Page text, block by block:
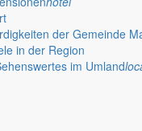
der Gemeinde
in der Region
im Umland